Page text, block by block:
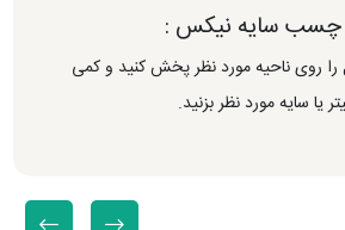
چسب سایه نیکس :
روی ناحیه مورد نظر پخش کنید و کمی
یا سایه مورد نظر بزنید.